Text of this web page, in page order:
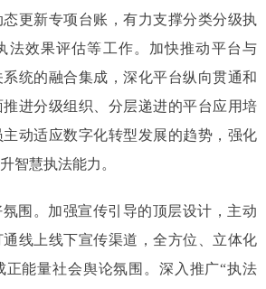
更新专项台账，有力支撑分类分级执
法效果评估等工作。加快推动平台与
统的融合集成，深化平台纵向贯通和
进分级组织、分层递进的平台应用培
动适应数字化转型发展的趋势，强化
智慧执法能力。
氛围。加强宣传引导的顶层设计，主动
线上线下宣传渠道，全方位、立体化
正能量社会舆论氛围。深入推广“执法